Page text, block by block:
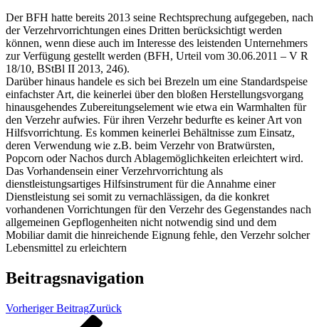
Der BFH hatte bereits 2013 seine Rechtsprechung aufgegeben, nach
der Verzehrvorrichtungen eines Dritten berücksichtigt werden
können, wenn diese auch im Interesse des leistenden Unternehmers
zur Verfügung gestellt werden (BFH, Urteil vom 30.06.2011 – V R
18/10, BStBl II 2013, 246).
Darüber hinaus handele es sich bei Brezeln um eine Standardspeise
einfachster Art, die keinerlei über den bloßen Herstellungsvorgang
hinausgehendes Zubereitungselement wie etwa ein Warmhalten für
den Verzehr aufwies. Für ihren Verzehr bedurfte es keiner Art von
Hilfsvorrichtung. Es kommen keinerlei Behältnisse zum Einsatz,
deren Verwendung wie z.B. beim Verzehr von Bratwürsten,
Popcorn oder Nachos durch Ablagemöglichkeiten erleichtert wird.
Das Vorhandensein einer Verzehrvorrichtung als
dienstleistungsartiges Hilfsinstrument für die Annahme einer
Dienstleistung sei somit zu vernachlässigen, da die konkret
vorhandenen Vorrichtungen für den Verzehr des Gegenstandes nach
allgemeinen Gepflogenheiten nicht notwendig sind und dem
Mobiliar damit die hinreichende Eignung fehle, den Verzehr solcher
Lebensmittel zu erleichtern
Beitragsnavigation
Vorheriger BeitragZurück